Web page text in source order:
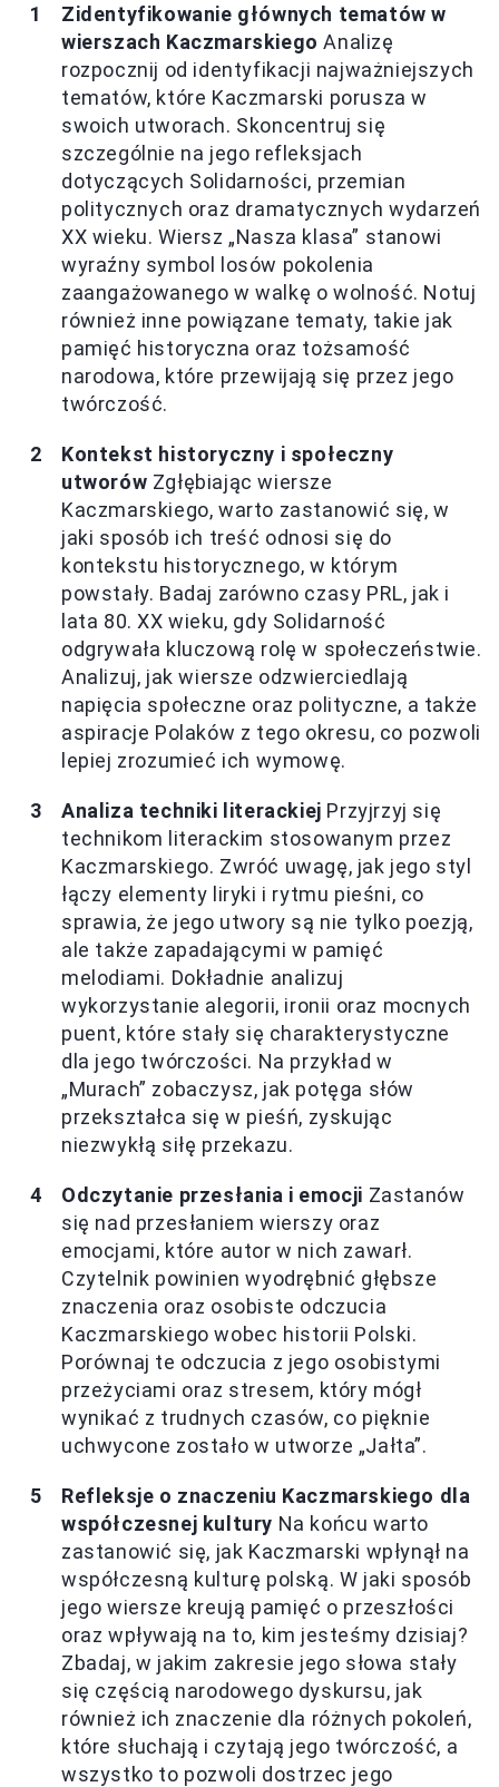
Zidentyfikowanie głównych tematów w
wierszach Kaczmarskiego Analizę
rozpocznij od identyfikacji najważniejszych
tematów, które Kaczmarski porusza w
swoich utworach. Skoncentruj się
szczególnie na jego refleksjach
dotyczących Solidarności, przemian
politycznych oraz dramatycznych wydarzeń
XX wieku. Wiersz „Nasza klasa” stanowi
wyraźny symbol losów pokolenia
zaangażowanego w walkę o wolność. Notuj
również inne powiązane tematy, takie jak
pamięć historyczna oraz tożsamość
narodowa, które przewijają się przez jego
twórczość.
Kontekst historyczny i społeczny
utworów Zgłębiając wiersze
Kaczmarskiego, warto zastanowić się, w
jaki sposób ich treść odnosi się do
kontekstu historycznego, w którym
powstały. Badaj zarówno czasy PRL, jak i
lata 80. XX wieku, gdy Solidarność
odgrywała kluczową rolę w społeczeństwie.
Analizuj, jak wiersze odzwierciedlają
napięcia społeczne oraz polityczne, a także
aspiracje Polaków z tego okresu, co pozwoli
lepiej zrozumieć ich wymowę.
Analiza techniki literackiej Przyjrzyj się
technikom literackim stosowanym przez
Kaczmarskiego. Zwróć uwagę, jak jego styl
łączy elementy liryki i rytmu pieśni, co
sprawia, że jego utwory są nie tylko poezją,
ale także zapadającymi w pamięć
melodiami. Dokładnie analizuj
wykorzystanie alegorii, ironii oraz mocnych
puent, które stały się charakterystyczne
dla jego twórczości. Na przykład w
„Murach” zobaczysz, jak potęga słów
przekształca się w pieśń, zyskując
niezwykłą siłę przekazu.
Odczytanie przesłania i emocji Zastanów
się nad przesłaniem wierszy oraz
emocjami, które autor w nich zawarł.
Czytelnik powinien wyodrębnić głębsze
znaczenia oraz osobiste odczucia
Kaczmarskiego wobec historii Polski.
Porównaj te odczucia z jego osobistymi
przeżyciami oraz stresem, który mógł
wynikać z trudnych czasów, co pięknie
uchwycone zostało w utworze „Jałta”.
Refleksje o znaczeniu Kaczmarskiego dla
współczesnej kultury Na końcu warto
zastanowić się, jak Kaczmarski wpłynął na
współczesną kulturę polską. W jaki sposób
jego wiersze kreują pamięć o przeszłości
oraz wpływają na to, kim jesteśmy dzisiaj?
Zbadaj, w jakim zakresie jego słowa stały
się częścią narodowego dyskursu, jak
również ich znaczenie dla różnych pokoleń,
które słuchają i czytają jego twórczość, a
wszystko to pozwoli dostrzec jego